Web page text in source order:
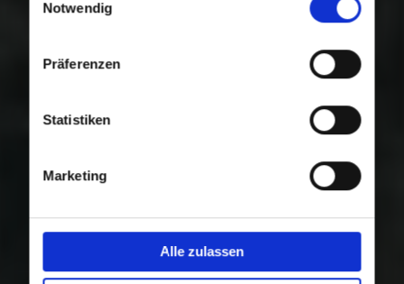
Nutzung der Dienste gesammelt haben.
Notwendig
Präferenzen
Statistiken
Marketing
Alle zulassen